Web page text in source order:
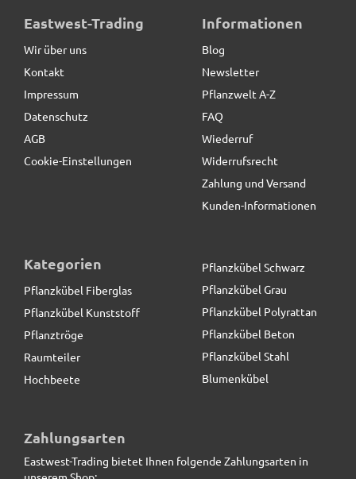
Beeteinfassung PRIMO aus Cortenstahl,
Stecksystem*REDUZIERT*
7,80 € *statt
5,90 € *
Eastwest-Trading
Wir über uns
Kontakt
Impressum
Datenschutz
AGB
Cookie-Einstellungen
Informationen
Blog
Newsletter
Pflanzwelt A-Z
FAQ
Wiederruf
Widerrufsrecht
Zahlung und Versand
Kunden-Informationen
Kategorien
Pflanzkübel Fiberglas
Pflanzkübel Kunststoff
Pflanztröge
Raumteiler
Hochbeete
Pflanzkübel Schwarz
Pflanzkübel Grau
Pflanzkübel Polyrattan
Pflanzkübel Beton
Pflanzkübel Stahl
Blumenkübel
Zahlungsarten
Eastwest-Trading bietet Ihnen folgende Zahlungsarten in